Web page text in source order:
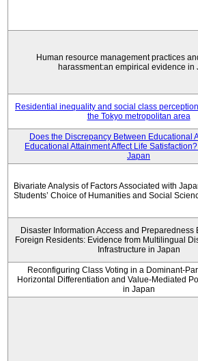
Human resource management practices
harassment:an empirical evidence in
Residential inequality and social class
the Tokyo metropolitan area
Does the Discrepancy Between Educational
Educational Attainment Affect Life
Japan
Bivariate Analysis of Factors Associated with
Students’ Choice of Humanities and Social
Disaster Information Access and Preparedness
Foreign Residents: Evidence from Multilingual
Infrastructure in Japan
Reconfiguring Class Voting in a Dominant-
Horizontal Differentiation and Value-Mediated
in Japan